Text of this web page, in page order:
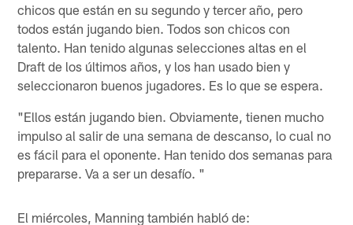
chicos que están en su segundo y tercer año, pero
todos están jugando bien. Todos son chicos con
talento. Han tenido algunas selecciones altas en el
Draft de los últimos años, y los han usado bien y
seleccionaron buenos jugadores. Es lo que se espera.
"Ellos están jugando bien. Obviamente, tienen mucho
impulso al salir de una semana de descanso, lo cual no
es fácil para el oponente. Han tenido dos semanas para
prepararse. Va a ser un desafío. "
El miércoles, Manning también habló de: